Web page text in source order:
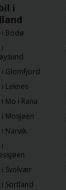
i
i Bodø
i
i Glomfjord
Leknes
Mo i Rana
i Mosjøen
i Narvik
i
i Svolvær
i Sortland